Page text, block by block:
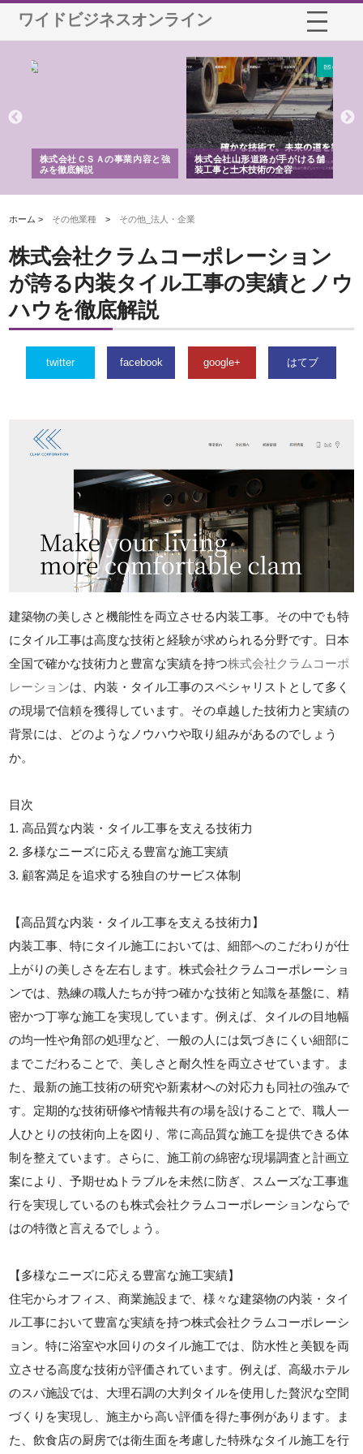
ワイドビジネスオンライン
株式会社ＣＳＡの事業内容と強
みを徹底解説
株式会社山形道路が手がける舗
装工事と土木技術の全容
ホーム > その他業種 > その他_法人・企業
株式会社クラムコーポレーション
が誇る内装タイル工事の実績とノウ
ハウを徹底解説
twitter facebook google+ はてブ
建築物の美しさと機能性を両立させる内装工事。その中でも特
にタイル工事は高度な技術と経験が求められる分野です。日本
全国で確かな技術力と豊富な実績を持つ株式会社クラムコーポ
レーションは、内装・タイル工事のスペシャリストとして多く
の現場で信頼を獲得しています。その卓越した技術力と実績の
背景には、どのようなノウハウや取り組みがあるのでしょう
か。
目次
1. 高品質な内装・タイル工事を支える技術力
2. 多様なニーズに応える豊富な施工実績
3. 顧客満足を追求する独自のサービス体制
【高品質な内装・タイル工事を支える技術力】
内装工事、特にタイル施工においては、細部へのこだわりが仕
上がりの美しさを左右します。株式会社クラムコーポレーショ
ンでは、熟練の職人たちが持つ確かな技術と知識を基盤に、精
密かつ丁寧な施工を実現しています。例えば、タイルの目地幅
の均一性や角部の処理など、一般の人には気づきにくい細部に
までこだわることで、美しさと耐久性を両立させています。ま
た、最新の施工技術の研究や新素材への対応力も同社の強みで
す。定期的な技術研修や情報共有の場を設けることで、職人一
人ひとりの技術向上を図り、常に高品質な施工を提供できる体
制を整えています。さらに、施工前の綿密な現場調査と計画立
案により、予期せぬトラブルを未然に防ぎ、スムーズな工事進
行を実現しているのも株式会社クラムコーポレーションならで
はの特徴と言えるでしょう。
【多様なニーズに応える豊富な施工実績】
住宅からオフィス、商業施設まで、様々な建築物の内装・タイ
ル工事において豊富な実績を持つ株式会社クラムコーポレーシ
ョン。特に浴室や水回りのタイル施工では、防水性と美観を両
立させる高度な技術が評価されています。例えば、高級ホテル
のスパ施設では、大理石調の大判タイルを使用した贅沢な空間
づくりを実現し、施主から高い評価を得た事例があります。ま
た、飲食店の厨房では衛生面を考慮した特殊なタイル施工を行